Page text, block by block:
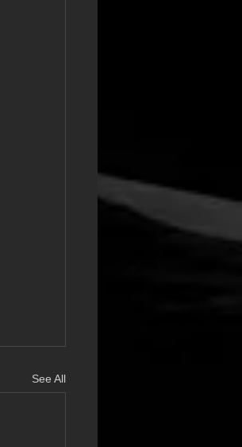
See All